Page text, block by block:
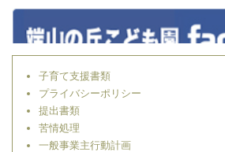
子育て支援書類
プライバシーポリシー
提出書類
苦情処理
一般事業主行動計画